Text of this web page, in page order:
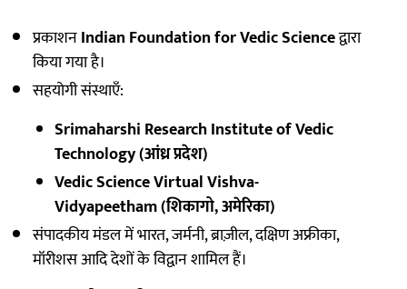
प्रकाशनIndian Foundation for Vedic Scienceद्वारा
किया गया है।
सहयोगी संस्थाएँ:
Srimaharshi Research Institute of Vedic
Technology (आंध्र प्रदेश)
Vedic Science Virtual Vishva-
Vidyapeetham (शिकागो, अमेरिका)
संपादकीय मंडल में भारत, जर्मनी, ब्राज़ील, दक्षिण अफ्रीका,
मॉरीशस आदि देशों के विद्वान शामिल हैं।